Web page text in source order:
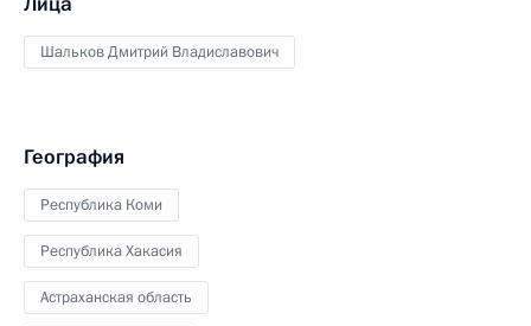
Шальков Дмитрий Владиславович
География
Республика Коми
Республика Хакасия
Астраханская область